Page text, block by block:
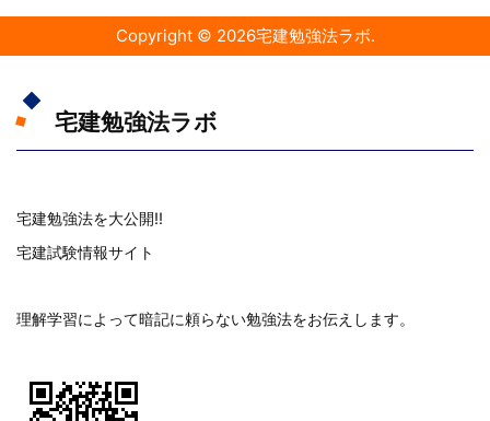
Copyright © 2026宅建勉強法ラボ.
宅建勉強法ラボ
宅建勉強法を大公開!!
宅建試験情報サイト
理解学習によって暗記に頼らない勉強法をお伝えします。